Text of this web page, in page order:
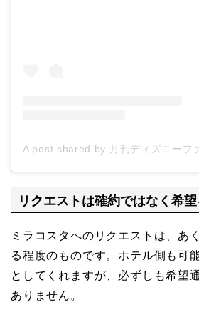
リクエストは確約ではなく希
ミラコスタへのリクエストは、あ
る程度のものです。ホテル側も可
としてくれますが、必ずしも希望
ありません。